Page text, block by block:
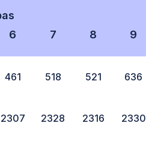
6 7 8 9
461 518 521 636
2307 2328 2316 2330